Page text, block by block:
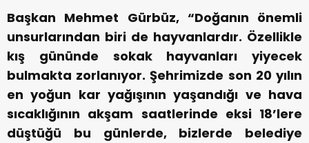
Başkan Mehmet Gürbüz, “Doğanın önemli
unsurlarından biri de hayvanlardır. Özellikle
kış gününde sokak hayvanları yiyecek
bulmakta zorlanıyor. Şehrimizde son 20 yılın
en yoğun kar yağışının yaşandığı ve hava
sıcaklığının akşam saatlerinde eksi 18’lere
düştüğü bu günlerde, bizlerde belediye